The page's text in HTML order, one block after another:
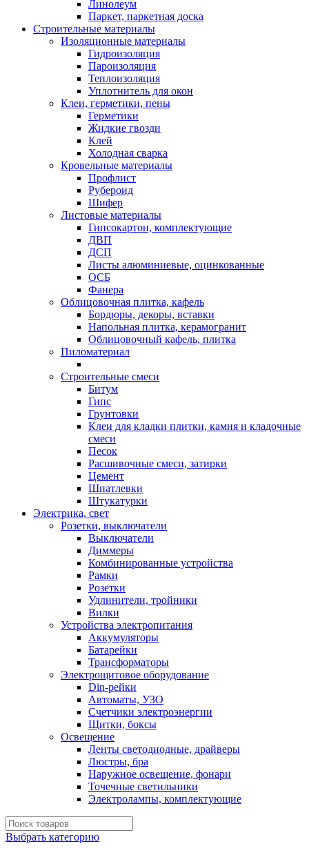
Линолеум
Паркет, паркетная доска
Строительные материалы
Изоляционные материалы
Гидроизоляция
Пароизоляция
Теплоизоляция
Уплотнитель для окон
Клеи, герметики, пены
Герметики
Жидкие гвозди
Клей
Холодная сварка
Кровельные материалы
Профлист
Рубероид
Шифер
Листовые материалы
Гипсокартон, комплектующие
ДВП
ДСП
Листы алюминиевые, оцинкованные
ОСБ
Фанера
Облицовочная плитка, кафель
Бордюры, декоры, вставки
Напольная плитка, керамогранит
Облицовочный кафель, плитка
Пиломатериал
Строительные смеси
Битум
Гипс
Грунтовки
Клеи для кладки плитки, камня и кладочные
смеси
Песок
Расшивочные смеси, затирки
Цемент
Шпатлевки
Штукатурки
Электрика, свет
Розетки, выключатели
Выключатели
Диммеры
Комбинированные устройства
Рамки
Розетки
Удлинители, тройники
Вилки
Устройства электропитания
Аккумуляторы
Батарейки
Трансформаторы
Электрощитовое оборудование
Din-рейки
Автоматы, УЗО
Счетчики электроэнергии
Щитки, боксы
Освещение
Ленты светодиодные, драйверы
Люстры, бра
Наружное освещение, фонари
Точечные светильники
Электролампы, комплектующие
Выбрать категорию